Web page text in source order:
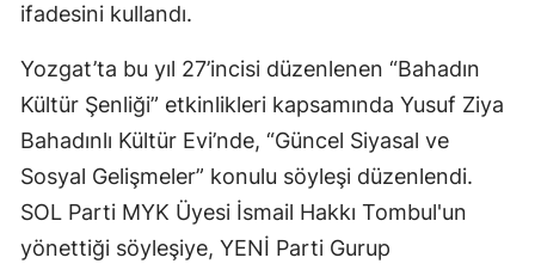
ifadesini kullandı.
Yozgat’ta bu yıl 27’incisi düzenlenen “Bahadın
Kültür Şenliği” etkinlikleri kapsamında Yusuf Ziya
Bahadınlı Kültür Evi’nde, “Güncel Siyasal ve
Sosyal Gelişmeler” konulu söyleşi düzenlendi.
SOL Parti MYK Üyesi İsmail Hakkı Tombul'un
yönettiği söyleşiye, YENİ Parti Gurup